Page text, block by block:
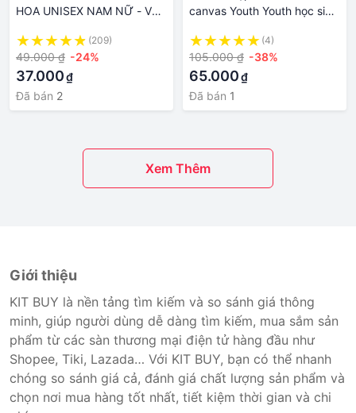
HOA UNISEX NAM NỮ - VẢI
ĐEN - PHONG CÁCH
ULZZANG
(209)
49.000 ₫ -24%
37.000₫
Đã bán 2
canvas Youth Youth học sinh
học thời trang unisex nam nữ
Hàn Quốc
(4)
105.000 ₫ -38%
65.000₫
Đã bán 1
Xem Thêm
Giới thiệu
KIT BUY là nền tảng tìm kiếm và so sánh giá thông
minh, giúp người dùng dễ dàng tìm kiếm, mua sắm sản
phẩm từ các sàn thương mại điện tử hàng đầu như
Shopee, Tiki, Lazada… Với KIT BUY, bạn có thể nhanh
chóng so sánh giá cả, đánh giá chất lượng sản phẩm và
chọn nơi mua hàng tốt nhất, tiết kiệm thời gian và chi